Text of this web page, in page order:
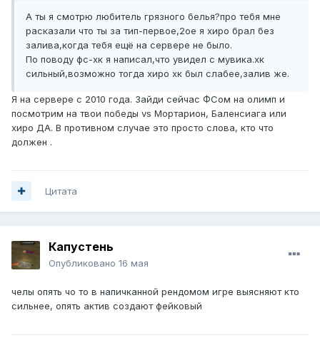
А ты я смотрю любитель грязного белья?про тебя мне
расказали что ты за тип-первое,2ое я хиро брал без
залива,когда тебя ещё на сервере не было.
По поводу фс-хк я написал,что увидел с мувика.хк
сильный,возможно тогда хиро хк был слабее,залив же.
Я на сервере с 2010 года. Зайди сейчас ФСом на олимп и
посмотрим на твои победы vs Мортарион, Баленсиага или
хиро ДА. В противном случае это просто слова, кто что
должен .
Цитата
Капустень
Опубликовано 16 мая
челы опять чо то в напичканной рендомом игре выясняют кто
сильнее, опять актив создают фейковый